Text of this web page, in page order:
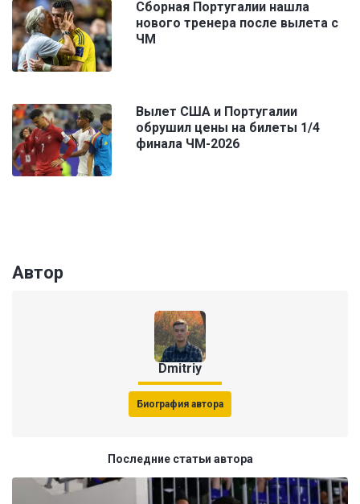
Сборная Португалии нашла
нового тренера после вылета с
ЧМ
Вылет США и Португалии
обрушил цены на билеты 1/4
финала ЧМ-2026
Автор
Dmitriy
Биография автора
Последние статьи автора